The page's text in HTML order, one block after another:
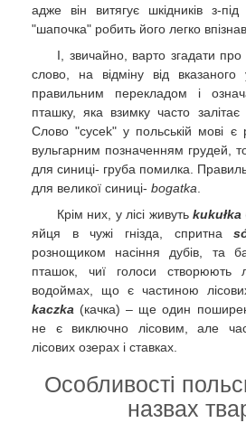
адже він витягує шкідників з-
"шапочка" робить його легко
І, звичайно, варто згадати про
слово, на відміну від
правильним перекладом і
пташку, яка взимку часто
Слово "cycek" у польській мові є
вульгарним позначенням грудей,
для синиці- груба помилка.
для великої синиці- bogatka
Крім них, у лісі живуть kukułka
яйця в чужі гнізда, спритна
рознощиком насіння дубів, та
пташок, чиї голоси створюють
водоймах, що є частиною
kaczka (качка) – ще один
не є виключно лісовим, але
лісових озерах і ставках.
Особливості
назвах